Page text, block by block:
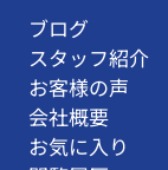
ブログ
スタッフ紹介
お客様の声
会社概要
お気に入り